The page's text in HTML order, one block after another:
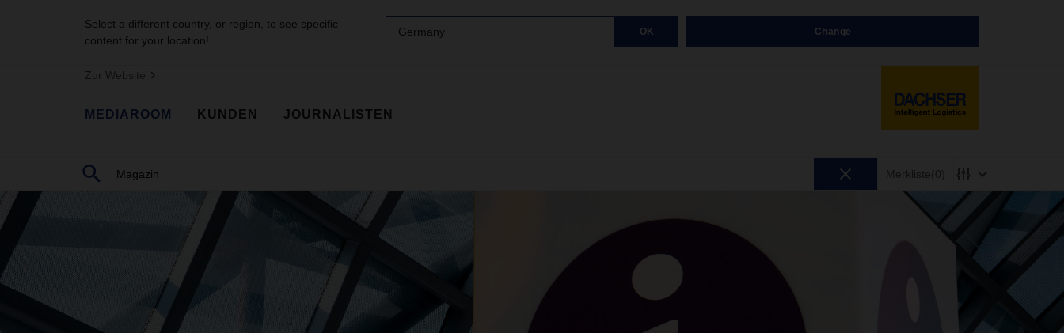
Select a different country, or region, to see specific
content for your location!
Germany OK Change
Zur Website
MEDIAROOM KUNDEN JOURNALISTEN
Merkliste(0)